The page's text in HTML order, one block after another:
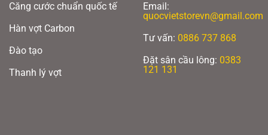
Căng cước chuẩn quốc tế
Hàn vợt Carbon
Đào tạo
Thanh lý vợt
Email:
quocvietstorevn@gmail.com
Tư vấn: 0886 737 868
Đặt sân cầu lông: 0383
121 131